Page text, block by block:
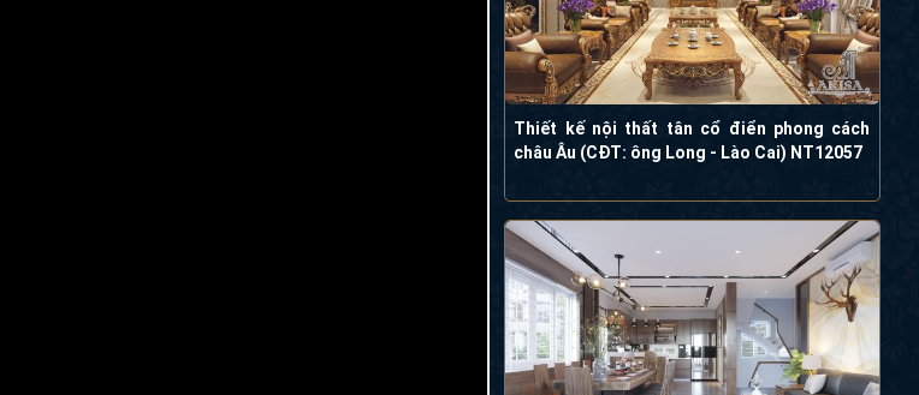
Thiết kế nội thất tân cổ điển phong cách
châu Âu (CĐT: ông Long - Lào Cai) NT12057